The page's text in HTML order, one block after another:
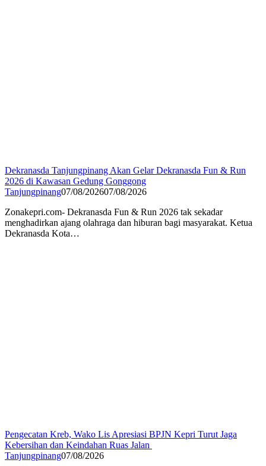
Dekranasda Tanjungpinang Akan Gelar Dekranasda Fun & Run
2026 di Kawasan Gedung Gonggong
Tanjungpinang07/08/202607/08/2026
Zonakepri.com- Dekranasda Fun & Run 2026 tak sekadar
menghadirkan ajang olahraga dan hiburan bagi masyarakat. Ketua
Dekranasda Kota…
Pengecatan Kreb, Wako Lis Apresiasi BPJN Kepri Turut Jaga
Kebersihan dan Keindahan Ruas Jalan
Tanjungpinang07/08/2026